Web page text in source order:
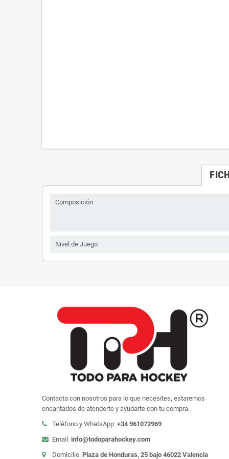
Composición
Nivel de Juego
Contacta con nosotros para lo que necesites, estaremos
encantados de atenderte y ayudarte con tu compra.
Teléfono y WhatsApp: +34 961072969
Email: info@todoparahockey.com
Domicilio: Plaza de Honduras, 25 bajo 46022 Valencia